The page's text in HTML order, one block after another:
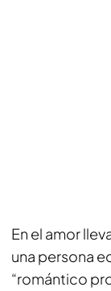
En el amor
una persona
“romántico